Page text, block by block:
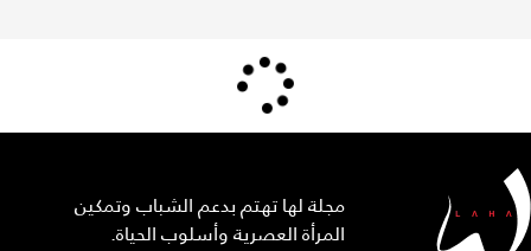
مجلة لها تهتم بدعم الشباب وتمكين
المرأة العصرية وأسلوب الحياة.